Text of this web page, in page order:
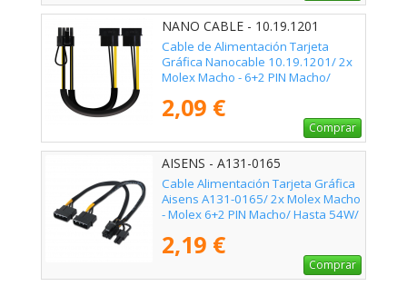
NANO CABLE - 10.19.1201
Cable de Alimentación Tarjeta
Gráfica Nanocable 10.19.1201/ 2x
Molex Macho - 6+2 PIN Macho/
2,09 €
Comprar
AISENS - A131-0165
Cable Alimentación Tarjeta Gráfica
Aisens A131-0165/ 2x Molex Macho
- Molex 6+2 PIN Macho/ Hasta 54W/
2,19 €
Comprar